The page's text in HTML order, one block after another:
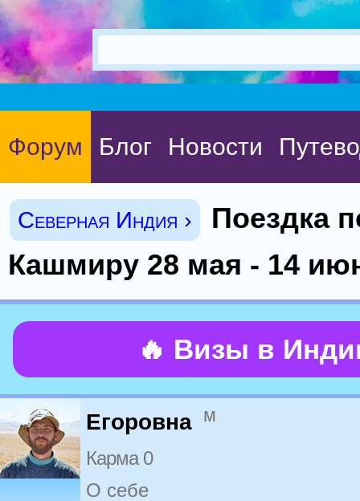
Форум Блог Новости
Северная Индия ›
Поездка
Кашмиру 28 мая - 14
🔥 Визы в
Егоровна м
Карма 0
О себе